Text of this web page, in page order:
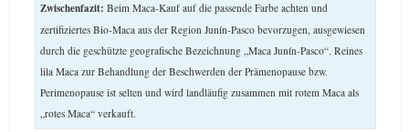
Zwischenfazit: Beim Maca-Kauf auf die passende Farbe achten und
zertifiziertes Bio-Maca aus der Region Junín-Pasco bevorzugen, ausgewiesen
durch die geschützte geografische Bezeichnung „Maca Junín-Pasco“. Reines
lila Maca zur Behandlung der Beschwerden der Prämenopause bzw.
Perimenopause ist selten und wird landläufig zusammen mit rotem Maca als
„rotes Maca“ verkauft.